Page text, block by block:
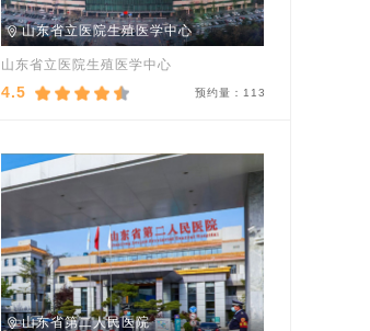
山东省立医院生殖医学中心
山东省立医院生殖医学中心
4.5 预约量： 113
山东省第二人民医院